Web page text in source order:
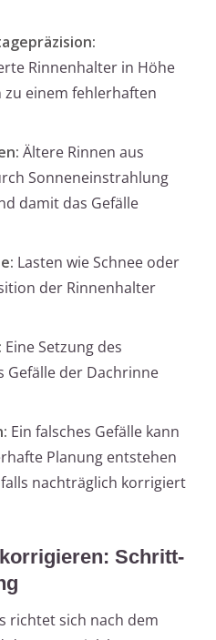
Rinnenhalter in Höhe
einem fehlerhaften
Ältere Rinnen aus
Sonneneinstrahlung
damit das Gefälle
Lasten wie Schnee oder
der Rinnenhalter
Eine Setzung des
Gefälle der Dachrinne
Ein falsches Gefälle kann
Planung entstehen
nachträglich korrigiert
Schritt-
richtet sich nach dem